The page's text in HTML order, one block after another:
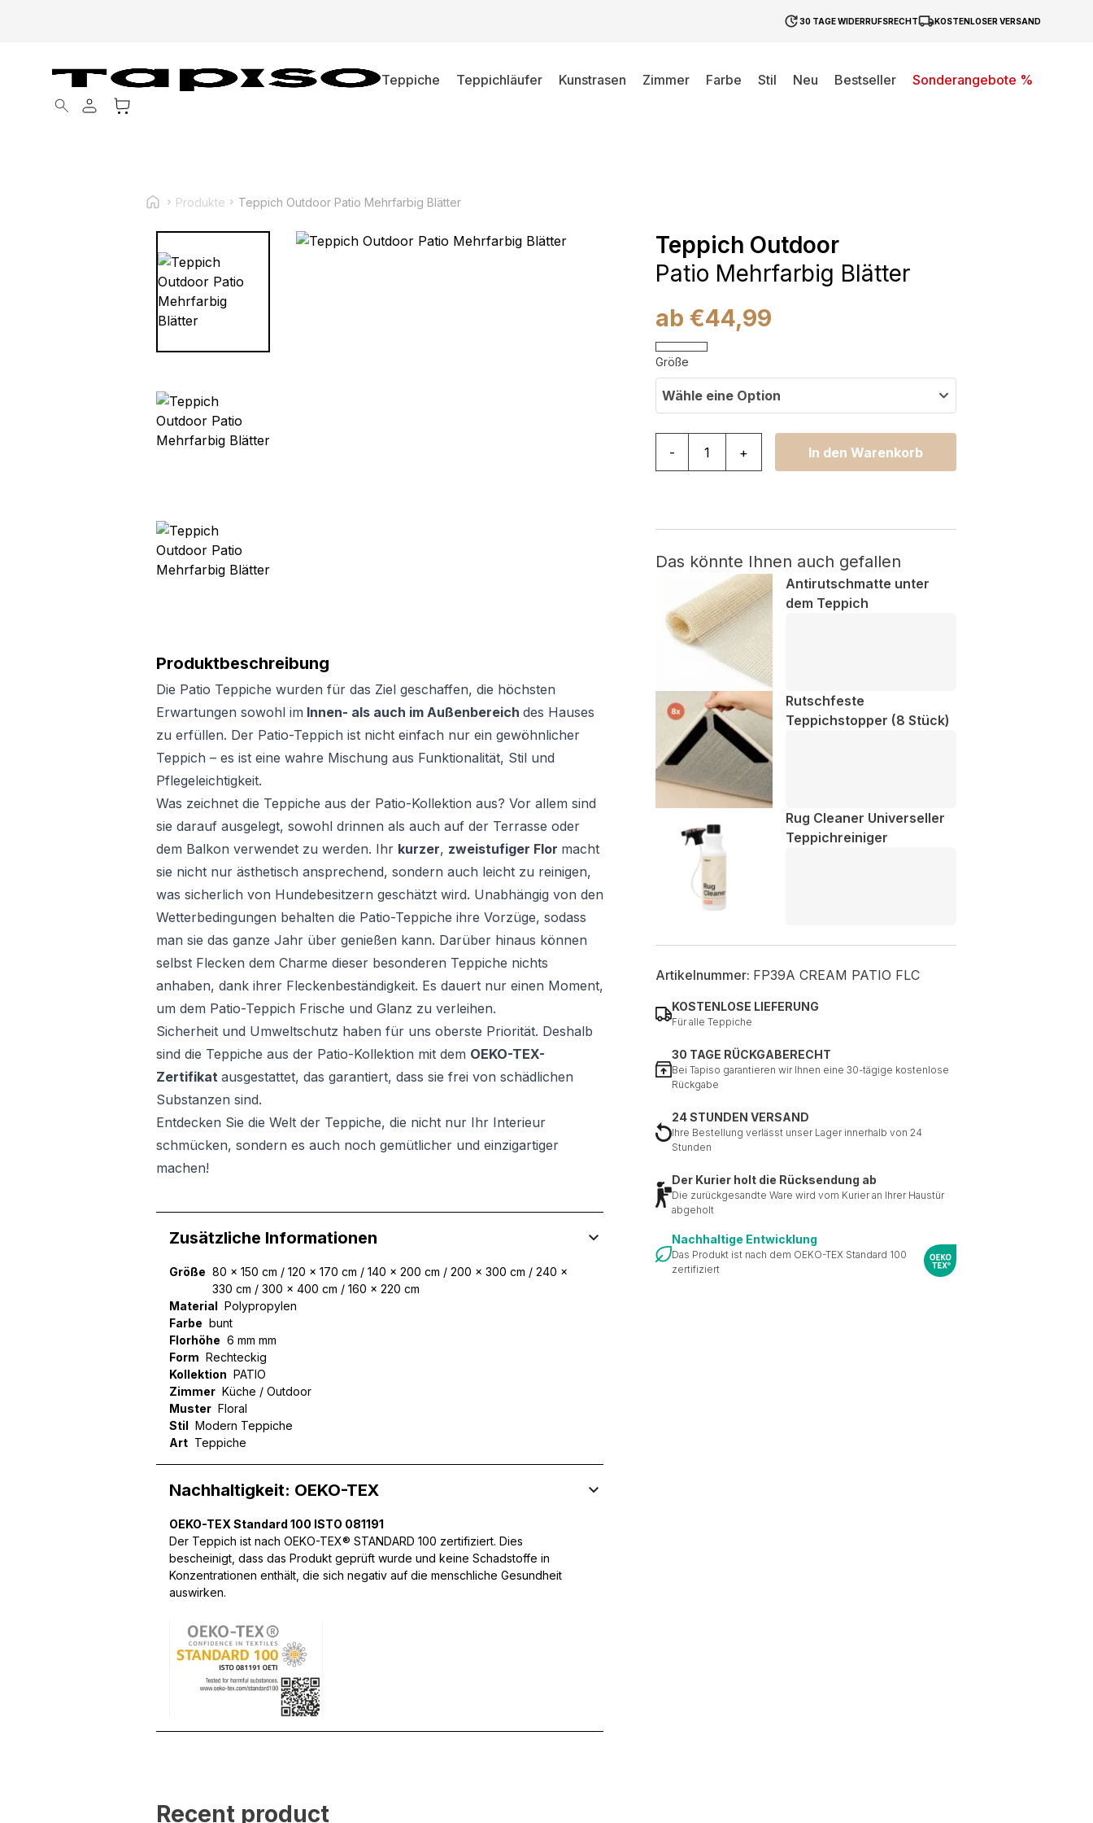
30 TAGE WIDERRUFSRECHT KOSTENLOSER VERSAND
Teppiche Teppichläufer Kunstrasen Zimmer Farbe Stil Neu Bestseller
Sonderangebote %
Products search
Produkte Teppich Outdoor Patio Mehrfarbig Blätter
Produktbeschreibung
Die Patio Teppiche wurden für das Ziel geschaffen, die höchsten
Erwartungen sowohl im Innen- als auch im Außenbereich des Hauses
zu erfüllen. Der Patio-Teppich ist nicht einfach nur ein gewöhnlicher
Teppich – es ist eine wahre Mischung aus Funktionalität, Stil und
Pflegeleichtigkeit.
Was zeichnet die Teppiche aus der Patio-Kollektion aus? Vor allem sind
sie darauf ausgelegt, sowohl drinnen als auch auf der Terrasse oder
dem Balkon verwendet zu werden. Ihr kurzer, zweistufiger Flor macht
sie nicht nur ästhetisch ansprechend, sondern auch leicht zu reinigen,
was sicherlich von Hundebesitzern geschätzt wird. Unabhängig von den
Wetterbedingungen behalten die Patio-Teppiche ihre Vorzüge, sodass
man sie das ganze Jahr über genießen kann. Darüber hinaus können
selbst Flecken dem Charme dieser besonderen Teppiche nichts
anhaben, dank ihrer Fleckenbeständigkeit. Es dauert nur einen Moment,
um dem Patio-Teppich Frische und Glanz zu verleihen.
Sicherheit und Umweltschutz haben für uns oberste Priorität. Deshalb
sind die Teppiche aus der Patio-Kollektion mit dem OEKO-TEX-
Zertifikat ausgestattet, das garantiert, dass sie frei von schädlichen
Substanzen sind.
Entdecken Sie die Welt der Teppiche, die nicht nur Ihr Interieur
schmücken, sondern es auch noch gemütlicher und einzigartiger
machen!
Teppich Outdoor
Patio Mehrfarbig Blätter
ab €44,99
Größe
Wähle eine Option
- + In den Warenkorb
Das könnte Ihnen auch gefallen
Antirutschmatte unter
dem Teppich
Rutschfeste
Teppichstopper (8 Stück)
Rug Cleaner Universeller
Teppichreiniger
Artikelnummer: FP39A CREAM PATIO FLC
KOSTENLOSE LIEFERUNG
Für alle Teppiche
30 TAGE RÜCKGABERECHT
Bei Tapiso garantieren wir Ihnen eine 30-tägige kostenlose
Rückgabe
24 STUNDEN VERSAND
Ihre Bestellung verlässt unser Lager innerhalb von 24
Stunden
Der Kurier holt die Rücksendung ab
Die zurückgesandte Ware wird vom Kurier an Ihrer Haustür
abgeholt
Nachhaltige Entwicklung
Das Produkt ist nach dem OEKO-TEX Standard 100
zertifiziert
Zusätzliche Informationen
Größe 80 x 150 cm / 120 x 170 cm / 140 x 200 cm / 200 x 300 cm / 240 x
330 cm / 300 x 400 cm / 160 x 220 cm
Material Polypropylen
Farbe bunt
Florhöhe 6 mm mm
Form Rechteckig
Kollektion PATIO
Zimmer Küche / Outdoor
Muster Floral
Stil Modern Teppiche
Art Teppiche
Nachhaltigkeit: OEKO-TEX
OEKO-TEX Standard 100 ISTO 081191
Der Teppich ist nach OEKO-TEX® STANDARD 100 zertifiziert. Dies
bescheinigt, dass das Produkt geprüft wurde und keine Schadstoffe in
Konzentrationen enthält, die sich negativ auf die menschliche Gesundheit
auswirken.
Recent product
Wir verwenden Cookies, um Inhalte und Anzeigen zu personalisieren, um Funktionen für soziale Medien anbieten zu
können und um unseren Traffic zu analysieren. Außerdem geben wir Informationen über Ihre Verwendung unserer
Website an unsere Partner für soziale Medien, Werbung und Analysen weiter. Diese Partner können diese Informationen
mit weiteren Daten zusammenführen, die Sie ihnen bereitgestellt haben oder die sie im Rahmen Ihrer Nutzung der
Dienste gesammelt haben.
Notwendig
Notwendige Cookies sind erforderlich, um die grundlegenden Funktionen dieser Website zu ermöglichen, wie zum
Beispiel das Bereitstellen eines sicheren Log-ins oder das Anpassen Ihrer Zustimmungseinstellungen. Diese Cookies
speichern keine personenbezogenen Daten.